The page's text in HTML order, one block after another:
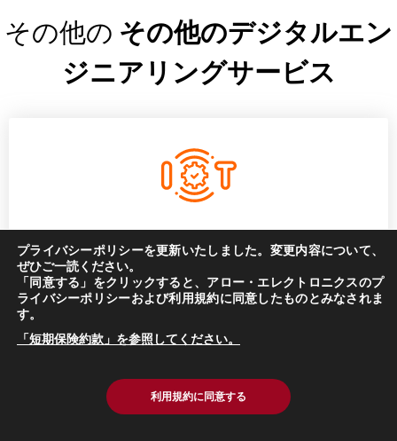
その他の その他のデジタルエン
ジニアリングサービス
DevOps
プライバシーポリシーを更新いたしました。変更内容について、
ぜひご一読ください。
「同意する」をクリックすると、アロー・エレクトロニクスのプ
ライバシーポリシーおよび利用規約に同意したものとみなされま
す。
「短期保険約款」を参照してください。
利用規約に同意する